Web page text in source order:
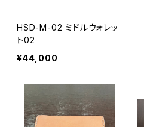
HSD-M-02 ミドルウォレッ
ト02
¥44,000